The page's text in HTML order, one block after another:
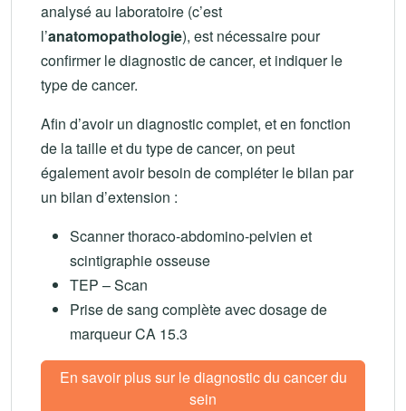
analysé au laboratoire (c’est
l’anatomopathologie), est nécessaire pour
confirmer le diagnostic de cancer, et indiquer le
type de cancer.
Afin d’avoir un diagnostic complet, et en fonction
de la taille et du type de cancer, on peut
également avoir besoin de compléter le bilan par
un bilan d’extension :
Scanner thoraco-abdomino-pelvien et
scintigraphie osseuse
TEP – Scan
Prise de sang complète avec dosage de
marqueur CA 15.3
En savoir plus sur le diagnostic du cancer du
sein